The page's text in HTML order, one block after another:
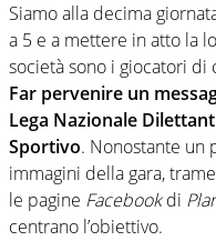
Siamo alla decima
a 5 e a mettere in atto la
società sono i giocatori di
Far pervenire un
Lega Nazionale
Sportivo. Nonostante un
immagini della gara,
le pagine Facebookdi
centrano l’obiettivo.